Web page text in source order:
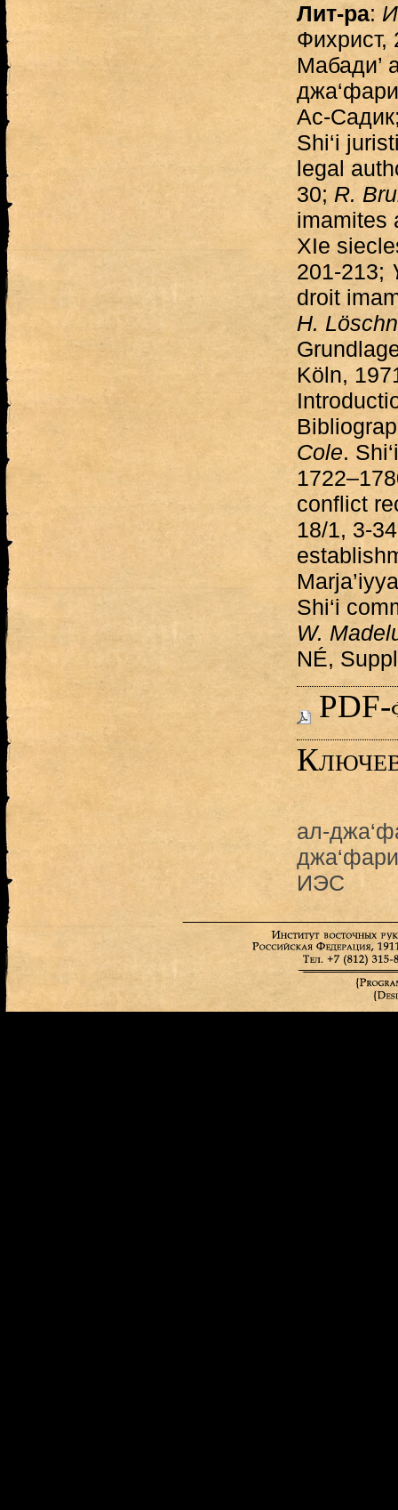
Лит-ра:
Мабади’
Ас-
Shi‘i
legal
30; R.
imamites
XIе
201-213;
droit
H.
Köln,
Cole.
conflict
18/1, 3-
Shi‘i
W.
NÉ,
PDF-
ал-
ИЭС